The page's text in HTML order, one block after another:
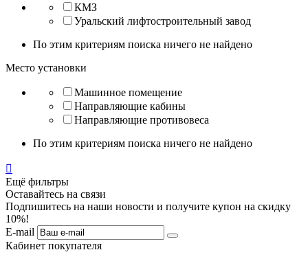
КМЗ
Уральский лифтостроительный завод
По этим критериям поиска ничего не найдено
Место установки
Машинное помещение
Направляющие кабины
Направляющие противовеса
По этим критериям поиска ничего не найдено

Ещё фильтры
Оставайтесь на связи
Подпишитесь на наши новости и получите купон на скидку
10%!
E-mail
Кабинет покупателя